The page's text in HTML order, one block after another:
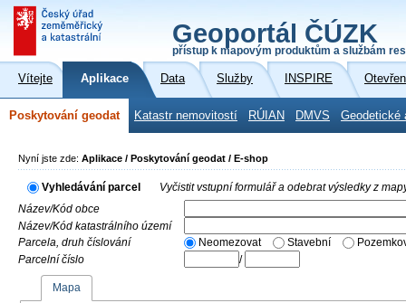
Geoportál ČÚZK
přístup k mapovým produktům a službám
Vítejte Aplikace Data Služby INSPIRE
Poskytování geodat Katastr nemovitostí RÚIAN DMVS Geodetické
Nyní jste zde: Aplikace / Poskytování geodat / E-shop
Vyhledávání parcel
Vyčistit vstupní formulář a odebrat výsledky z
Název/Kód obce
Název/Kód katastrálního území
Parcela, druh číslování
Neomezovat Stavební
Parcelní číslo
/
Mapa